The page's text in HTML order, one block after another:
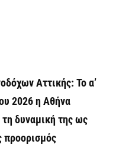
Αττικής: Το α’
2026 η Αθήνα
δυναμική της ως
προορισμός